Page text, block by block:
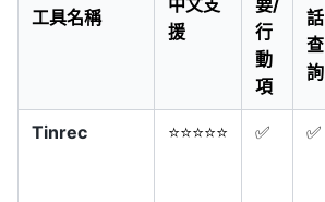
工具名稱
中文支
援
要/
行
動
項
話
查
詢
Tinrec ⭐⭐⭐⭐⭐ ✅ ✅